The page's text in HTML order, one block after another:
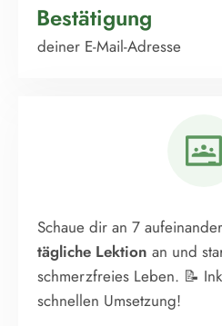
Bestätigung
deiner E-Mail-Adresse
Schaue dir an 7
tägliche Lektion an und
schmerzfreies Leben. 📝
schnellen Umsetzung!